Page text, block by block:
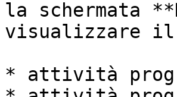
la schermata
visualizzare
* attività